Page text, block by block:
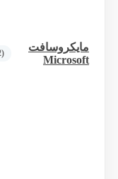
مایکروسافت
Microsoft
(42)